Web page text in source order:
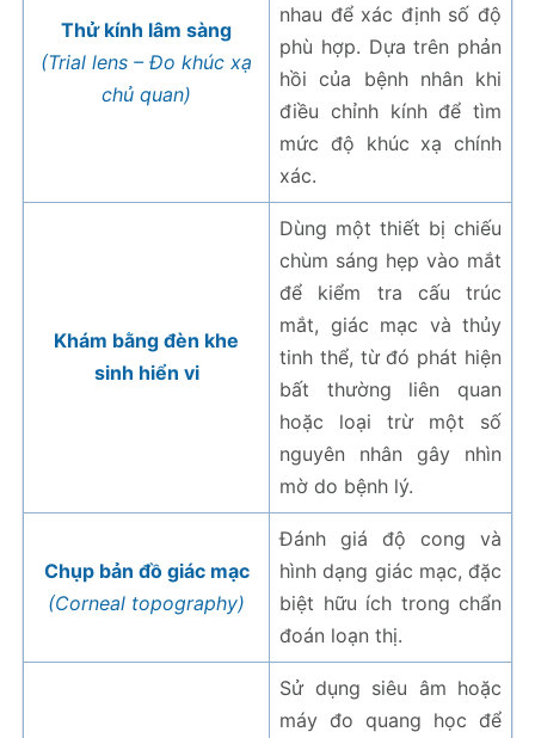
Thử kính lâm sàng
(Trial lens – Đo khúc xạ
chủ quan)
nhau để xác định số độ
phù hợp. Dựa trên phản
hồi của bệnh nhân khi
điều chỉnh kính để tìm
mức độ khúc xạ chính
xác.
Khám bằng đèn khe
sinh hiển vi
Dùng một thiết bị chiếu
chùm sáng hẹp vào mắt
để kiểm tra cấu trúc
mắt, giác mạc và thủy
tinh thể, từ đó phát hiện
bất thường liên quan
hoặc loại trừ một số
nguyên nhân gây nhìn
mờ do bệnh lý.
Chụp bản đồ giác mạc
(Corneal topography)
Đánh giá độ cong và
hình dạng giác mạc, đặc
biệt hữu ích trong chẩn
đoán loạn thị.
Sử dụng siêu âm hoặc
máy đo quang học để